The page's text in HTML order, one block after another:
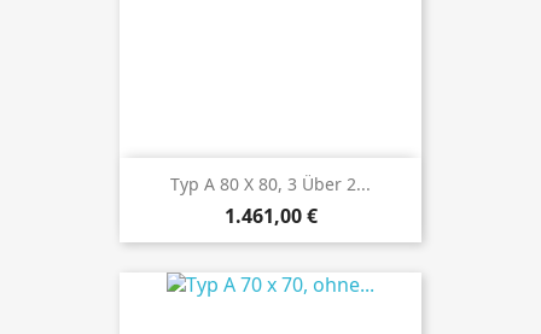
Typ A 80 X 80, 3 Über 2...
Preis
1.461,00 €